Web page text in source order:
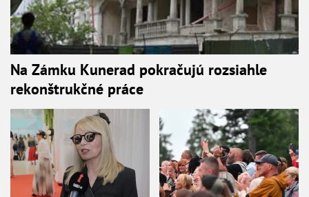
Na Zámku Kunerad pokračujú rozsiahle
rekonštrukčné práce